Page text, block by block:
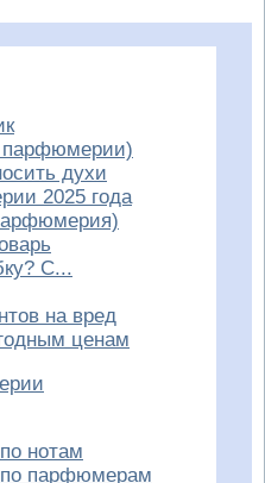
парфюмерии)
духи
2025 года
С...
на вред
ценам
нотам
парфюмерам